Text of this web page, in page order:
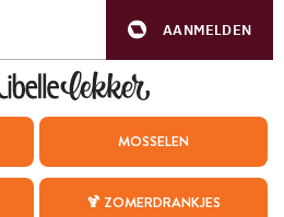
AANMELDEN
MOSSELEN
🍹 ZOMERDRANKJES